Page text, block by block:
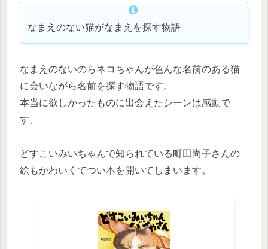
なまえのない猫がなまえを探す物語
なまえのないのらネコちゃんが色んな名前のある猫
に会いながら名前を探す物語です。
本当に欲しかったものに出会えたシーンは感動で
す。
どすこいみいちゃんで知られている町田尚子さんの
絵もかわいくてつい本を開いてしまいます。